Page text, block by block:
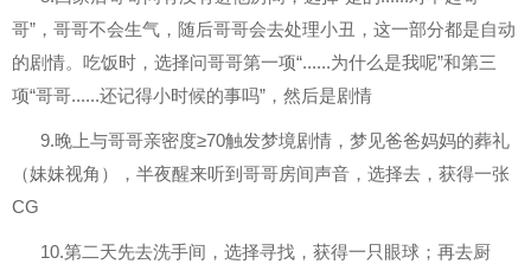
哥”，哥哥不会生气，随后哥哥会去处理小丑，这一部分都是自动
的剧情。吃饭时，选择问哥哥第一项“......为什么是我呢”和第三
项“哥哥......还记得小时候的事吗”，然后是剧情
9.晚上与哥哥亲密度≥70触发梦境剧情，梦见爸爸妈妈的葬礼
（妹妹视角），半夜醒来听到哥哥房间声音，选择去，获得一张
CG
10.第二天先去洗手间，选择寻找，获得一只眼球；再去厨